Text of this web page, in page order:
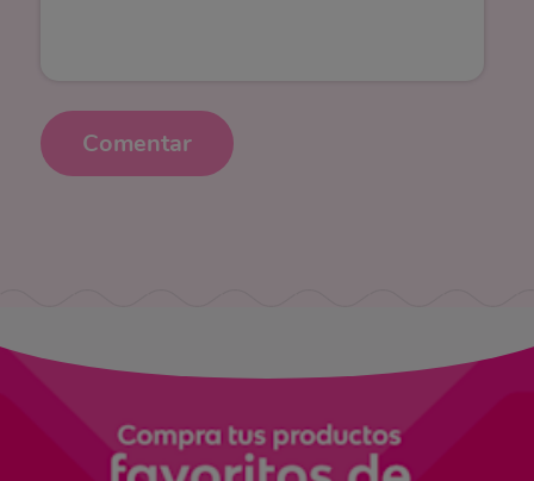
Comentar